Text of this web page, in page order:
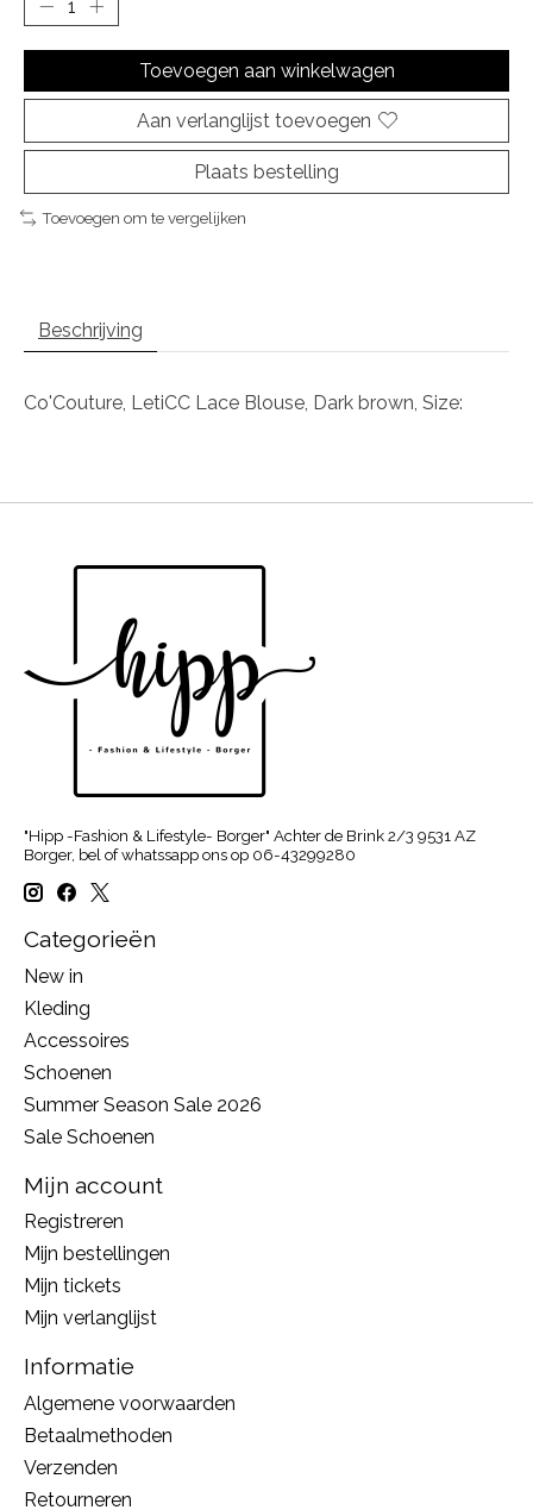
Toevoegen aan winkelwagen
Aan verlanglijst toevoegen
Plaats bestelling
Toevoegen om te vergelijken
Beschrijving
Co'Couture, LetiCC Lace Blouse, Dark brown, Size:
"Hipp -Fashion & Lifestyle- Borger" Achter de Brink 2/3 9531 AZ
Borger, bel of whatssapp ons op 06-43299280
Categorieën
New in
Kleding
Accessoires
Schoenen
Summer Season Sale 2026
Sale Schoenen
Mijn account
Registreren
Mijn bestellingen
Mijn tickets
Mijn verlanglijst
Informatie
Algemene voorwaarden
Betaalmethoden
Verzenden
Retourneren